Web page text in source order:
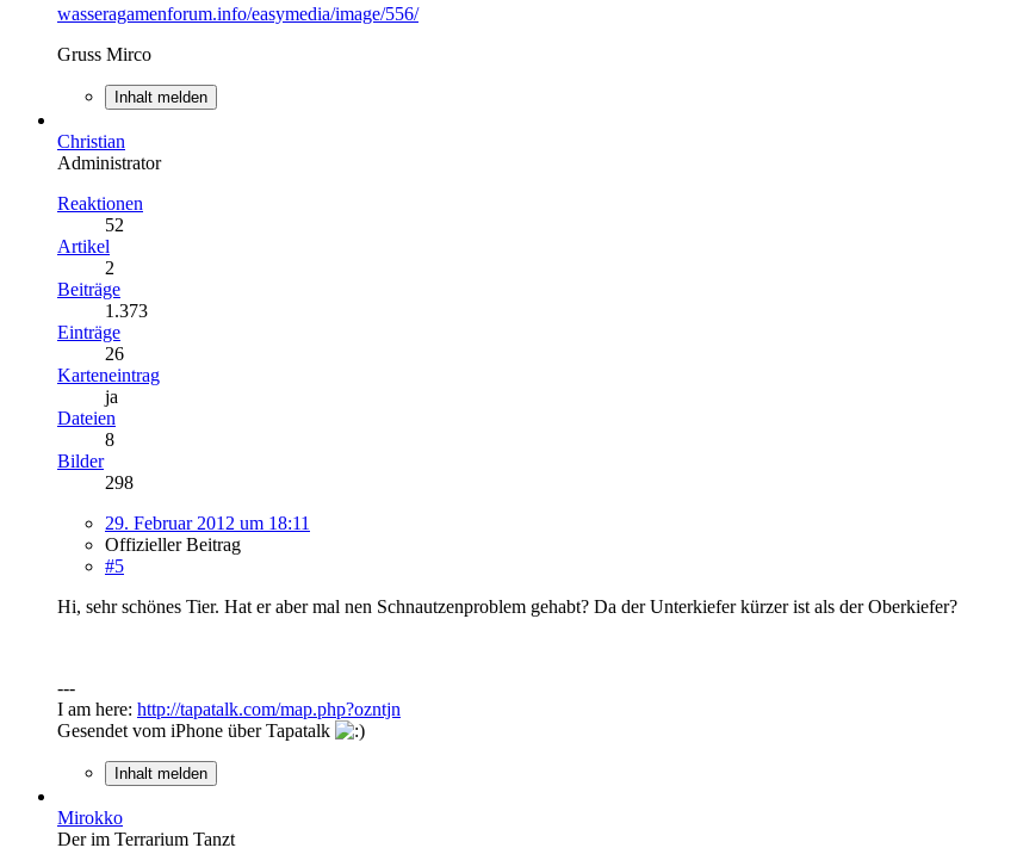
wasseragamenforum.info/easymedia/image/556/
Gruss Mirco
Inhalt melden
Christian
Administrator
Reaktionen
52
Artikel
2
Beiträge
1.373
Einträge
26
Karteneintrag
ja
Dateien
8
Bilder
298
29. Februar 2012 um 18:11
Offizieller Beitrag
#5
Hi, sehr schönes Tier. Hat er aber mal nen Schnautzenproblem gehabt? Da der Unterkiefer kürzer ist als der Oberkiefer?
---
I am here: http://tapatalk.com/map.php?ozntjn
Gesendet vom iPhone über Tapatalk
Inhalt melden
Mirokko
Der im Terrarium Tanzt